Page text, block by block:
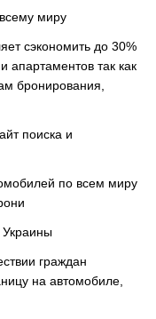
миру
сэкономить до 30%
апартаментов так как
бронирования,
поиска и
по всем миру
Украины
граждан
на автомобиле,